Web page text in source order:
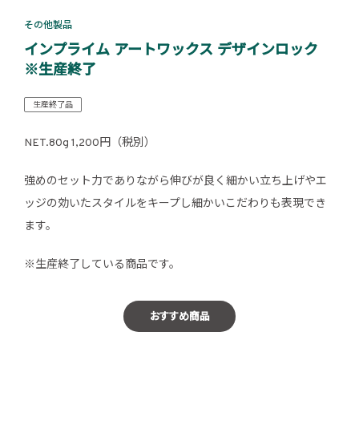
その他製品
インプライム アートワックス デザインロック
※生産終了
生産終了品
NET.80g 1,200円（税別）
強めのセット力でありながら伸びが良く細かい立ち上げやエ
ッジの効いたスタイルをキープし細かいこだわりも表現でき
ます。
※生産終了している商品です。
おすすめ商品